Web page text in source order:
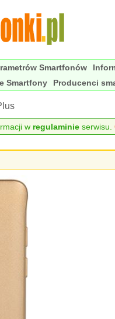
Smartfonów
Smartfony Producenci
w regulaminieserwisu.